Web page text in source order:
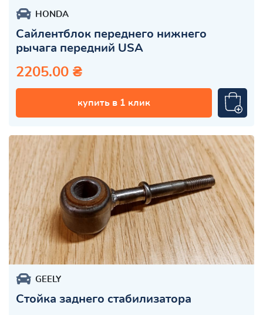
HONDA
Сайлентблок переднего нижнего
рычага передний USA
2205.00 ₴
купить в 1 клик
GEELY
Стойка заднего стабилизатора